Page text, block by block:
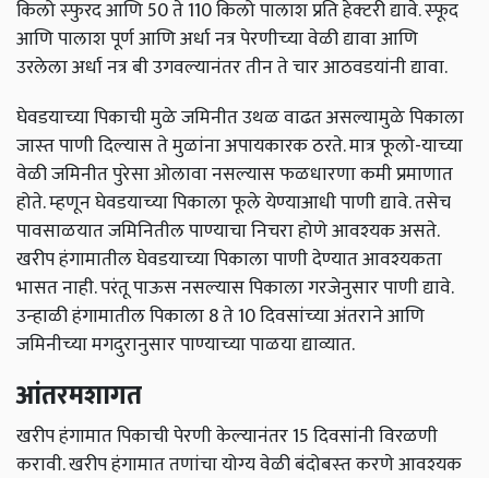
किलो स्‍फुरद आणि 50 ते 110 किलो पालाश प्रति हेक्‍टरी द्यावे. स्‍फूद
आणि पालाश पूर्ण आणि अर्धा नत्र पेरणीच्‍या वेळी द्यावा आणि
उरलेला अर्धा नत्र बी उगवल्‍यानंतर तीन ते चार आठवडयांनी द्यावा.
घेवडयाच्‍या पिकाची मुळे जमिनीत उथळ वाढत असल्यामुळे पिकाला
जास्‍त पाणी दिल्‍यास ते मुळांना अपायकारक ठरते. मात्र फूलो-याच्‍या
वेळी जमिनीत पुरेसा ओलावा नसल्‍यास फळधारणा कमी प्रमाणात
होते. म्‍हणून घेवडयाच्‍या पिकाला फूले येण्‍याआधी पाणी द्यावे. तसेच
पावसाळयात जमिनितील पाण्‍याचा निचरा होणे आवश्‍यक असते.
खरीप हंगामातील घेवडयाच्‍या पिकाला पाणी देण्‍यात आवश्‍यकता
भासत नाही. परंतू पाऊस नसल्‍यास पिकाला गरजेनुसार पाणी द्यावे.
उन्‍हाळी हंगामातील पिकाला 8 ते 10 दिवसांच्‍या अंतराने आणि
जमिनीच्‍या मगदुरानुसार पाण्‍याच्‍या पाळया द्याव्‍यात.
आंतरमशागत
खरीप हंगामात पिकाची पेरणी केल्‍यानंतर 15 दिवसांनी विरळणी
करावी. खरीप हंगामात तणांचा योग्‍य वेळी बंदोबस्‍त करणे आवश्‍यक